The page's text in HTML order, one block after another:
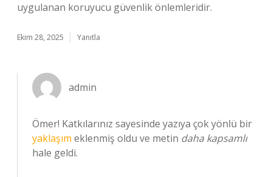
uygulanan koruyucu güvenlik önlemleridir.
Ekim 28, 2025 Yanıtla
admin
Ömer! Katkılarınız sayesinde yazıya çok yönlü bir
yaklaşım eklenmiş oldu ve metin daha kapsamlı
hale geldi.